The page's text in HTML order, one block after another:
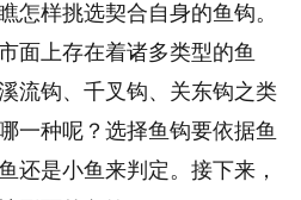
怎样挑选契合自身的鱼钩。
面上存在着诸多类型的鱼
流钩、千叉钩、关东钩之类
一种呢？选择鱼钩要依据鱼
还是小鱼来判定。接下来，